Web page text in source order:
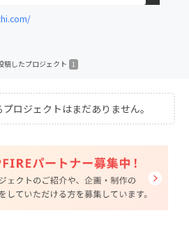
稿したプロジェクト 1
ロジェクトはまだありません。